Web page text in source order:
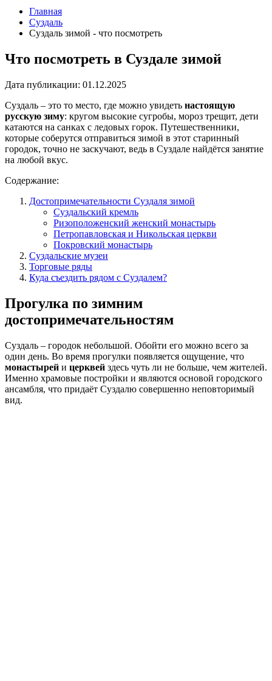
Главная
Суздаль
Суздаль зимой - что посмотреть
Что посмотреть в Суздале зимой
Дата публикации: 01.12.2025
Суздаль – это то место, где можно увидеть настоящую
русскую зиму: кругом высокие сугробы, мороз трещит, дети
катаются на санках с ледовых горок. Путешественники,
которые соберутся отправиться зимой в этот старинный
городок, точно не заскучают, ведь в Суздале найдётся занятие
на любой вкус.
Содержание:
Достопримечательности Суздаля зимой
Суздальский кремль
Ризоположенский женский монастырь
Петропавловская и Никольская церкви
Покровский монастырь
Суздальские музеи
Торговые ряды
Куда съездить рядом с Суздалем?
Прогулка по зимним
достопримечательностям
Суздаль – городок небольшой. Обойти его можно всего за
один день. Во время прогулки появляется ощущение, что
монастырей и церквей здесь чуть ли не больше, чем жителей.
Именно храмовые постройки и являются основой городского
ансамбля, что придаёт Суздалю совершенно неповторимый
вид.